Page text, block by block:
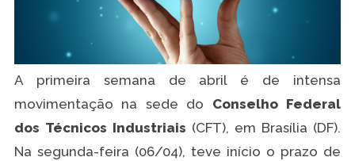
A primeira semana de abril é de intensa
movimentação na sede do Conselho Federal
dos Técnicos Industriais (CFT), em Brasília (DF).
Na segunda-feira (06/04), teve início o prazo de